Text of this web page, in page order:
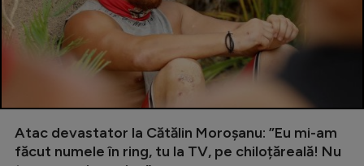
Atac devastator la Cătălin Moroșanu: ”Eu mi-am
făcut numele în ring, tu la TV, pe chiloțăreală! Nu